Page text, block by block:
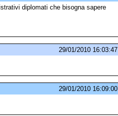
diplomati che bisogna sapere
29/01/2010 16:03:47
29/01/2010 16:09:00